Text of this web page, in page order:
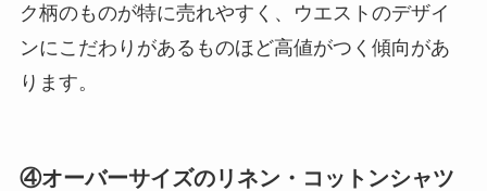
ク柄のものが特に売れやすく、ウエストのデザイ
ンにこだわりがあるものほど高値がつく傾向があ
ります。
④オーバーサイズのリネン・コットンシャツ